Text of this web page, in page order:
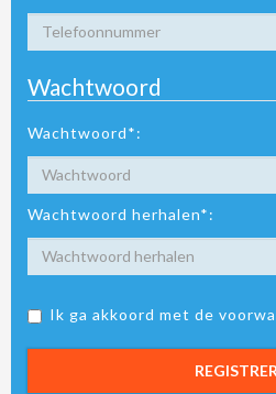
Wachtwoord
Wachtwoord*:
Wachtwoord herhalen*:
Ik ga akkoord met de